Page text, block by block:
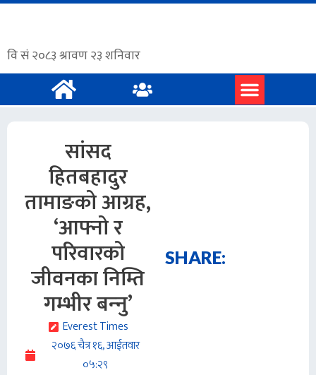
सांसद
हितबहादुर
तामाङको आग्रह,
‘आफ्नो र
परिवारको
जीवनका निम्ति
गम्भीर बन्‍नु’
Everest Times
२०७६ चैत्र १६, आईतवार
०५:२९
SHARE: